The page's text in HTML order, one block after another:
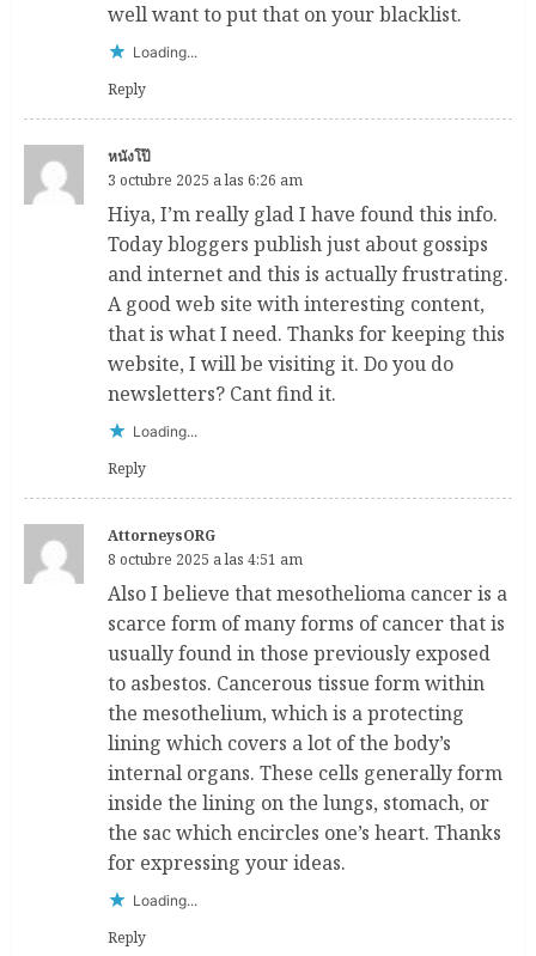
well want to put that on your blacklist.
Loading...
Reply
หนังโป๊
3 octubre 2025 a las 6:26 am
Hiya, I’m really glad I have found this info.
Today bloggers publish just about gossips
and internet and this is actually frustrating.
A good web site with interesting content,
that is what I need. Thanks for keeping this
website, I will be visiting it. Do you do
newsletters? Cant find it.
Loading...
Reply
AttorneysORG
8 octubre 2025 a las 4:51 am
Also I believe that mesothelioma cancer is a
scarce form of many forms of cancer that is
usually found in those previously exposed
to asbestos. Cancerous tissue form within
the mesothelium, which is a protecting
lining which covers a lot of the body’s
internal organs. These cells generally form
inside the lining on the lungs, stomach, or
the sac which encircles one’s heart. Thanks
for expressing your ideas.
Loading...
Reply